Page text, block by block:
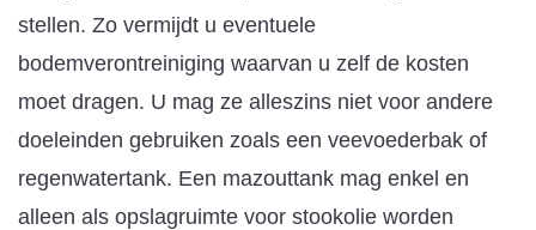
stellen. Zo vermijdt u eventuele
bodemverontreiniging waarvan u zelf de kosten
moet dragen. U mag ze alleszins niet voor andere
doeleinden gebruiken zoals een veevoederbak of
regenwatertank. Een mazouttank mag enkel en
alleen als opslagruimte voor stookolie worden